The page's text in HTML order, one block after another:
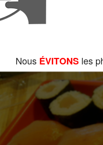
Nous ÉVITONSles